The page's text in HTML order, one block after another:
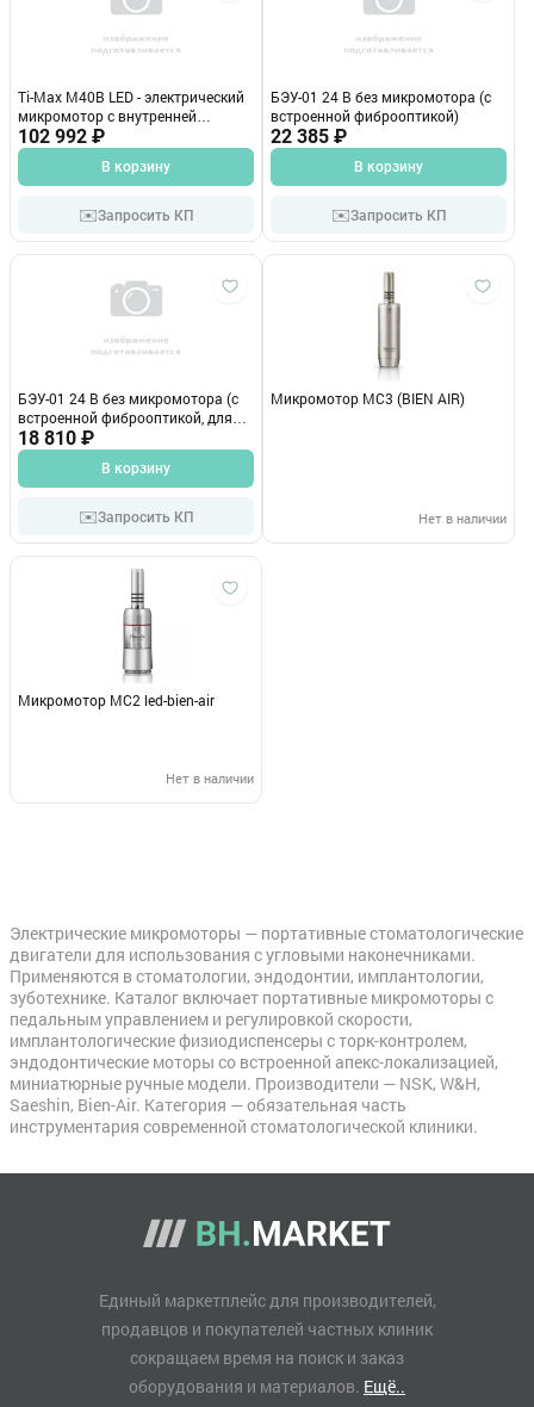
Ti-Max M40B LED - электрический
микромотор с внутренней
системой подачи охлаждения
NSK Nakanishi (Япония)
102 992 ₽
В корзину
✉️Запросить КП
БЭУ-01 24 В без микромотора (с
встроенной фиброоптикой)
22 385 ₽
В корзину
✉️Запросить КП
БЭУ-01 24 В без микромотора (с
встроенной фиброоптикой, для
микромоторов с Led-подсветкой)
18 810 ₽
В корзину
✉️Запросить КП
Микромотор МС3 (BIEN AIR)
Нет в наличии
Микромотор МС2 led-bien-air
Нет в наличии
Электрические микромоторы — портативные стоматологические
двигатели для использования с угловыми наконечниками.
Применяются в стоматологии, эндодонтии, имплантологии,
зуботехнике. Каталог включает портативные микромоторы с
педальным управлением и регулировкой скорости,
имплантологические физиодиспенсеры с торк-контролем,
эндодонтические моторы со встроенной апекс-локализацией,
миниатюрные ручные модели. Производители — NSK, W&H,
Saeshin, Bien-Air. Категория — обязательная часть
инструментария современной стоматологической клиники.
Единый маркетплейс для производителей,
продавцов и покупателей частных клиник
сокращаем время на поиск и заказ
оборудования и материалов. Ещё..